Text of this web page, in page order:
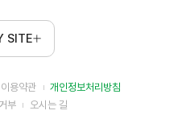
SITE
이용약관
개인정보처리방침
부
오시는 길